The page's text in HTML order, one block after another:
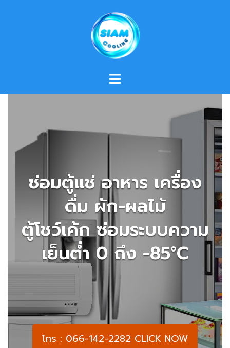
ซ่อมตู้แช่ อาหาร เครื่อง
ดื่ม ผัก-ผลไม้
ตู้โชว์เค้ก ซ่อมระบบความ
เย็นต่ำ 0 ถึง -85°C
โทร : 066-142-2282 CLICK NOW